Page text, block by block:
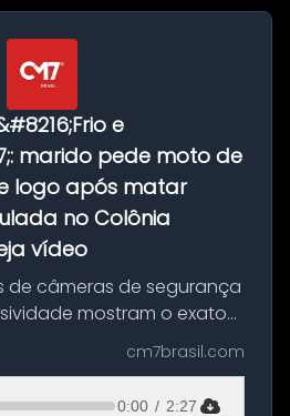
e
marido pede moto de
logo após matar
no Colônia
vídeo
de câmeras de segurança
mostram o exato
principal suspeito da
de 28 anos. O crime
último d...
cm7brasil.com
0:00 / 2:27